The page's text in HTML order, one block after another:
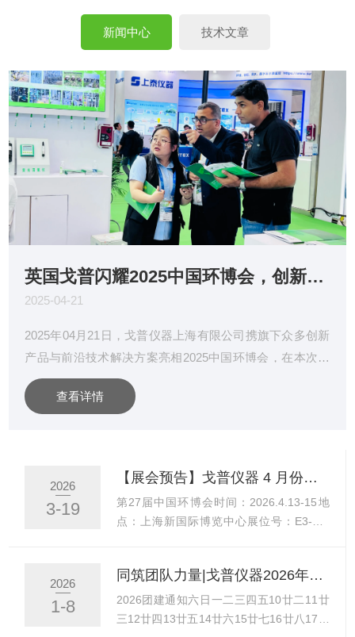
新闻中心 技术文章
英国戈普闪耀2025中国环博会，创新成果引行业瞩目
2025-04-21
2025年04月21日，戈普仪器上海有限公司携旗下众多创新
产品与前沿技术解决方案亮相2025中国环博会，在本次展
会中大放异彩，成为行业焦点。此次参展，不仅充分展现
了企业在水测量的深厚实力与创新能力，更为与行业伙伴
搭配富有科技感的灯光效果，彰显出企业的形象与品牌魅
力。在此次展会上，英国戈普带来了一系列比较有竞争力
的产品与技术。在线余氯总氯分析仪Aqualysis300作为企
查看详情
2026
3-19
【展会预告】戈普仪器 4 月份参展安排
第27届中国环博会时间：2026.4.13-15地
点：上海新国际博览中心展位号：E3-E3-
PM8202P；在线硬度分析仪，总碱度分析
仪，超微量硬度分析仪，在线余氯/总氯分
析仪，流动电流仪将是本次展会展出的重
2026
1-8
同筑团队力量|戈普仪器2026年团建活动安排通知
2026团建通知六日一二三四五10廿二11廿
三12廿四13廿五14廿六15廿七16廿八17四